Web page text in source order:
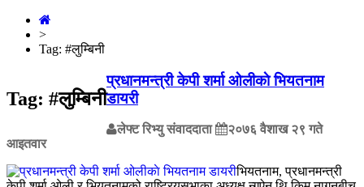
>
Tag: #लुम्बिनी
Tag: #लुम्बिनी
प्रधानमन्त्री केपी शर्मा ओलीकाे भियतनाम
डायरी
लेफ्ट रिभ्यु संवाददाता
२०७६ वैशाख २९ गते
आइतवार
भियतनाम, प्रधानमन्त्री